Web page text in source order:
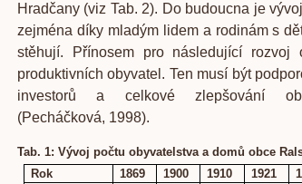
Hradčany (viz Tab. 2). Do budoucna je
zejména díky mladým lidem a rodinám s
stěhují. Přínosem pro následující rozvoj
produktivních obyvatel. Ten musí být
investorů a celkové zlepšování
(Pecháčková, 1998).
Tab. 1: Vývoj počtu obyvatelstva a domů obce
Rok
1869 1900 1910 1921